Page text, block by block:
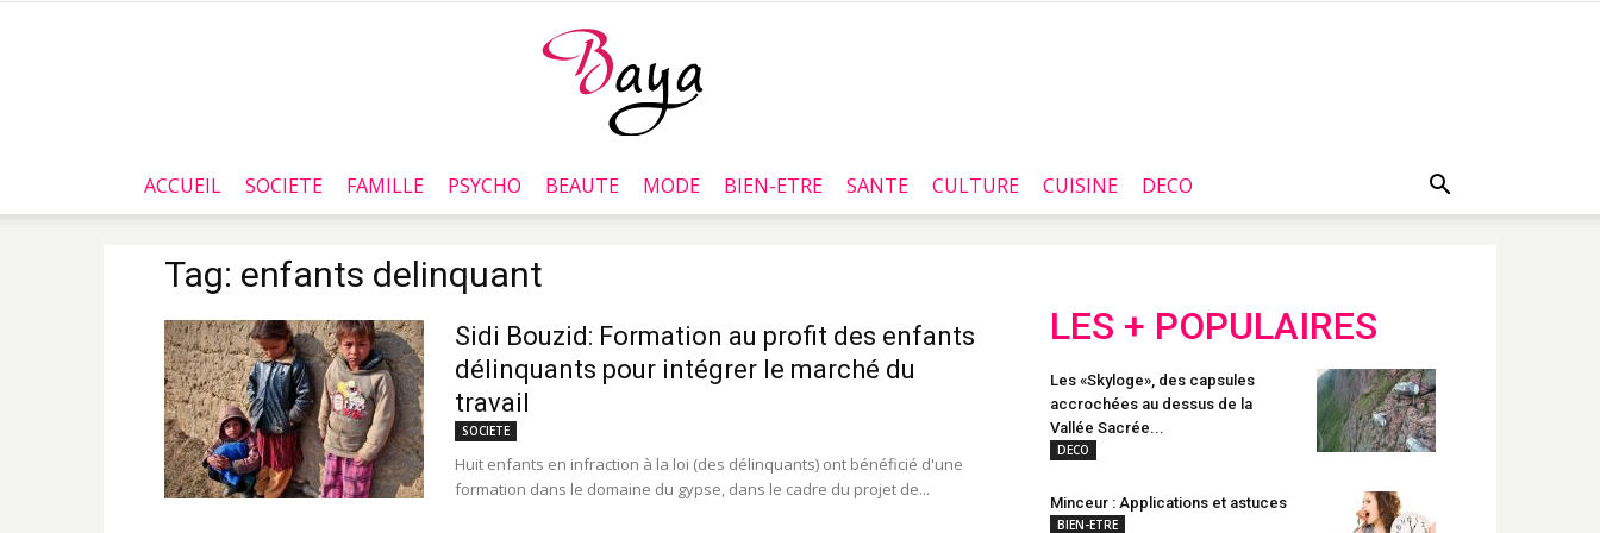
Baya.tn
ACCUEIL SOCIETE FAMILLE PSYCHO BEAUTE MODE BIEN-ETRE SANTE CULTURE CUISINE DECO
Tag: enfants delinquant
Sidi Bouzid: Formation au profit des enfants
délinquants pour intégrer le marché du
travail
SOCIETE
Huit enfants en infraction à la loi (des délinquants) ont bénéficié d'une
formation dans le domaine du gypse, dans le cadre du projet de...
LES + POPULAIRES
Les «Skyloge», des capsules
accrochées au dessus de la
Vallée Sacrée...
DECO
Minceur : Applications et astuces
BIEN-ETRE